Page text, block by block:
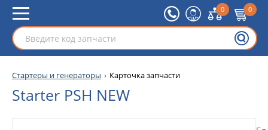
0 0
Стартеры и генераторы Карточка запчасти
Starter PSH NEW